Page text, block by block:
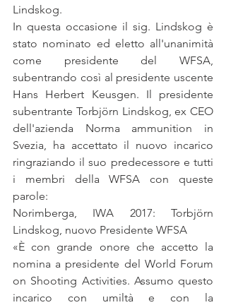
Lindskog.
In questa occasione il sig. Lindskog è
stato nominato ed eletto all'unanimità
come presidente del WFSA,
subentrando così al presidente uscente
Hans Herbert Keusgen. Il presidente
subentrante Torbjörn Lindskog, ex CEO
dell'azienda Norma ammunition in
Svezia, ha accettato il nuovo incarico
ringraziando il suo predecessore e tutti
i membri della WFSA con queste
parole:
Norimberga, IWA 2017: Torbjörn
Lindskog, nuovo Presidente WFSA
«È con grande onore che accetto la
nomina a presidente del World Forum
on Shooting Activities. Assumo questo
incarico con umiltà e con la